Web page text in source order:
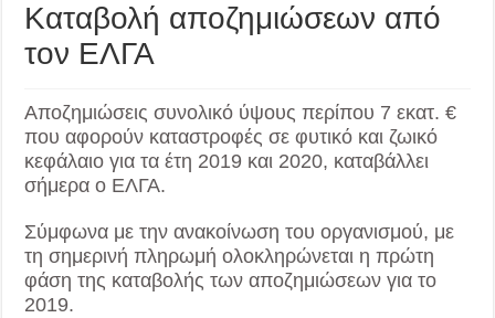
Καταβολή αποζημιώσεων από
τον ΕΛΓΑ
Αποζημιώσεις συνολικό ύψους περίπου 7 εκατ. €
που αφορούν καταστροφές σε φυτικό και ζωικό
κεφάλαιο για τα έτη 2019 και 2020, καταβάλλει
σήμερα ο ΕΛΓΑ.
Σύμφωνα με την ανακοίνωση του οργανισμού, με
τη σημερινή πληρωμή ολοκληρώνεται η πρώτη
φάση της καταβολής των αποζημιώσεων για το
2019.